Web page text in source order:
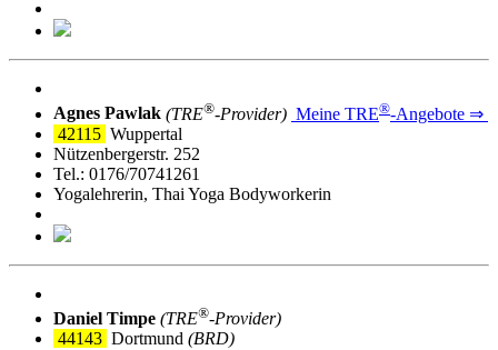
Agnes Pawlak (TRE®‑Provider) Meine TRE®‑Angebote ⇒
42115 Wuppertal
Nützenbergerstr. 252
Tel.: 0176/70741261
Yogalehrerin, Thai Yoga Bodyworkerin
Daniel Timpe (TRE®‑Provider)
44143 Dortmund (BRD)